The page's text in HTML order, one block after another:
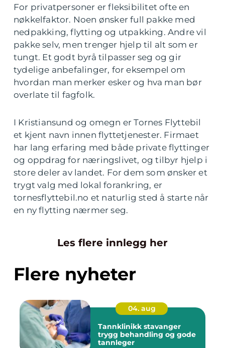
For privatpersoner er fleksibilitet ofte en
nøkkelfaktor. Noen ønsker full pakke med
nedpakking, flytting og utpakking. Andre vil
pakke selv, men trenger hjelp til alt som er
tungt. Et godt byrå tilpasser seg og gir
tydelige anbefalinger, for eksempel om
hvordan man merker esker og hva man bør
overlate til fagfolk.
I Kristiansund og omegn er Tornes Flyttebil
et kjent navn innen flyttetjenester. Firmaet
har lang erfaring med både private flyttinger
og oppdrag for næringslivet, og tilbyr hjelp i
store deler av landet. For dem som ønsker et
trygt valg med lokal forankring, er
tornesflyttebil.no et naturlig sted å starte når
en ny flytting nærmer seg.
Les flere innlegg her
Flere nyheter
04. aug
Tannklinikk stavanger
trygg behandling og gode
tannleger